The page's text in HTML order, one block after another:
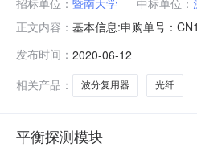
正文内容： 基本信息:申购单号：
品牌：单项预算：0.00
发布时间： 2020-06-12
相关产品：
波分复用器 光纤
平衡探测模块